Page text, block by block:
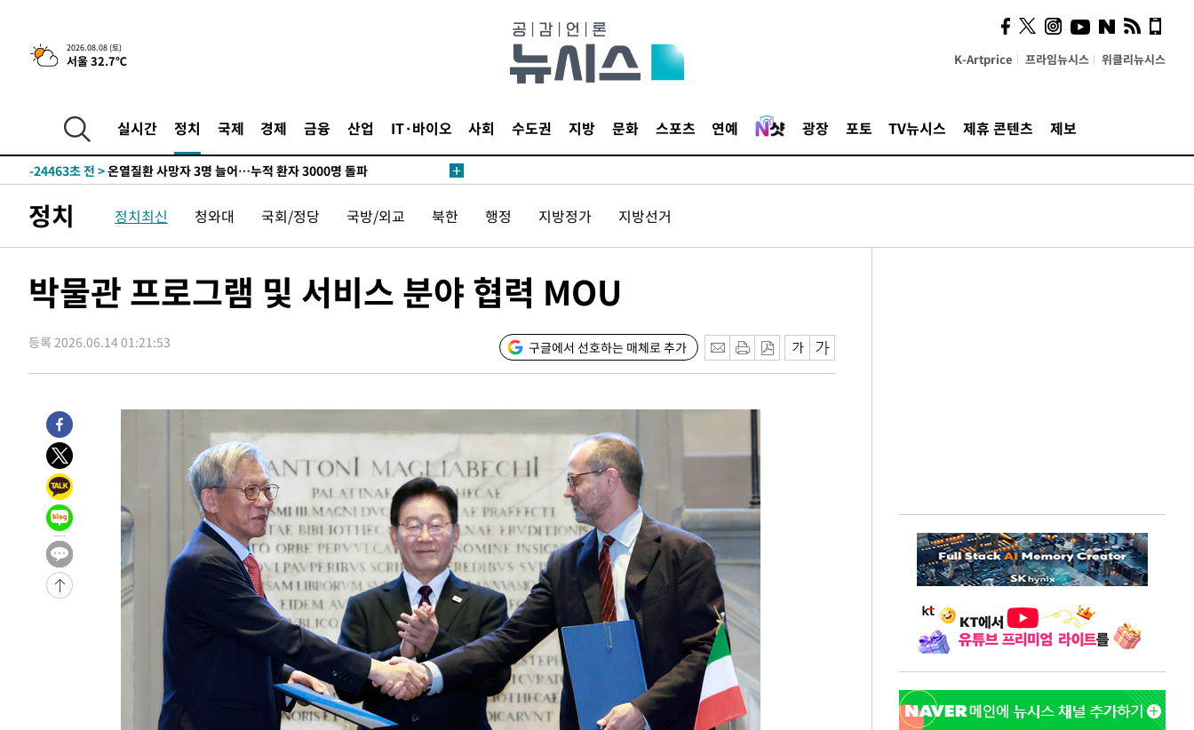
2026.08.08 (토)
서울 32.7℃ K-Artprice 프라임뉴시스 위클리뉴시스
실시간 정치 국제 경제 금융 산업 IT·바이오 사회 수도권 지방 문화 스포츠 연예 광장 포토 TV뉴시스 제휴 콘텐츠 제보
4시간 전 >[속보]뉴욕증시 상승 마감…S&P 0.6% 나스닥 1.3%↑
-25712초 전 >
[속보]이강인 "감독님이 원하는 마음 느꼈고, 많은 트로피 원해 아
틀레티코 이적"
-25494초 전 >
-24463초 전 >온열질환 사망자 3명 늘어…누적 환자 3000명 돌파
-14515초 전 >
백운산서 80년근 천종산삼 9뿌리 발견…감정가 1.3억원
-12225초 전 >선재도서 해루질 나섰다 실종 60대, 닷새 만에 숨진 채 발견
-9135초 전 >여수 오동도 해상서 모터보트 전복…1명 사망·1명 실종
주 날씨]
-2380초 전 >축구협회 "압수수색·성접대 논란 사과…쇄신의 기회로 삼겠다"
-897초 전 >[속보]'압수수색·성접대 논란' 축구협회 "실망과 걱정 안겨드려 죄송"
4시간 전 >
-26442초 전 >
낮 최고 35도 '무더위'…동해안 시간당 30㎜ '강한 비'[내일날씨]
-25712초 전 >
[속보]이강인 "감독님이 원하는 마음 느꼈고, 많은 트로피 원해 아
틀레티코 이적"
-25494초 전 >
수도권 40도 육박 '펄펄'…동해안 일부 지역엔 호의주의보
-24463초 전 >
온열질환 사망자 3명 늘어…누적 환자 3000명 돌파
-18408초 전 >
강릉에 시간당 81.4㎜ 물폭탄…도로 잠기고 담벼락 붕괴
-14515초 전 >
백운산서 80년근 천종산삼 9뿌리 발견…감정가 1.3억원
-12225초 전 >
선재도서 해루질 나섰다 실종 60대, 닷새 만에 숨진 채 발견
남자 농구, 나고야 아시안게임서 '홈팀' 일본과 한일전
여수 오동도 해상서 모터보트 전복…1명 사망·1명 실종
극한폭염 한풀 꺾이지만…'낮 최고 35도' 무더위, 열대야 계속[다음
축구협회 "압수수색·성접대 논란 사과…쇄신의 기회로 삼겠다"
[속보]'압수수색·성접대 논란' 축구협회 "실망과 걱정 안겨드려 죄송"
정치 정치최신 청와대 국회/정당 국방/외교 북한 행정 지방정가 지방선거
박물관 프로그램 및 서비스 분야 협력 MOU
등록 2026.06.14 01:21:53 구글에서 선호하는 매체로 추가